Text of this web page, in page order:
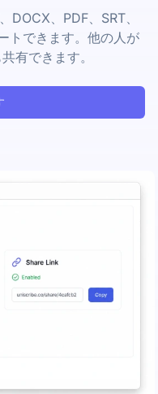
DOCX、PDF、SRT、
トできます。他の人が
有できます。